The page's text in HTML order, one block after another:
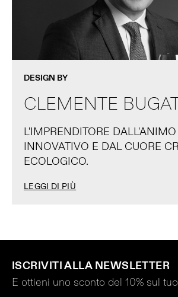
DESIGN BY
CLEMENTE
L'IMPRENDITORE DALL'ANIMO
INNOVATIVO E DAL CUORE
ECOLOGICO.
LEGGI DI PIÙ
ISCRIVITI ALLA NEWSLETTER
E ottieni uno sconto del 10% sul